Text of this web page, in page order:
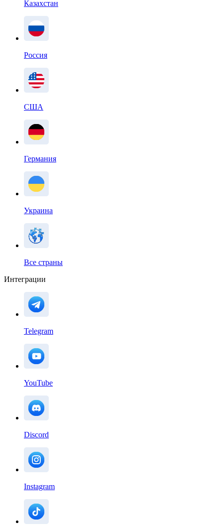
Казахстан
Россия
США
Германия
Украина
Все страны
Интеграции
Telegram
YouTube
Discord
Instagram